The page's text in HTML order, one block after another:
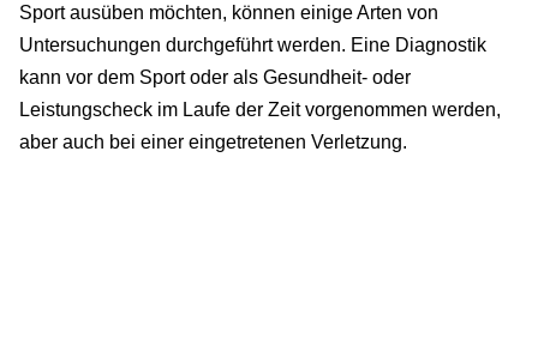
Sport ausüben möchten, können einige Arten von
Untersuchungen durchgeführt werden. Eine Diagnostik
kann vor dem Sport oder als Gesundheit- oder
Leistungscheck im Laufe der Zeit vorgenommen werden,
aber auch bei einer eingetretenen Verletzung.